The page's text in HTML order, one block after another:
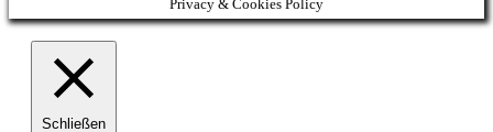
Privacy & Cookies Policy
Schließen